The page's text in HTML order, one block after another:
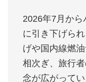
2026年7月か
に引き下げら
げや国内線燃
相次ぎ、旅行
念が広がって